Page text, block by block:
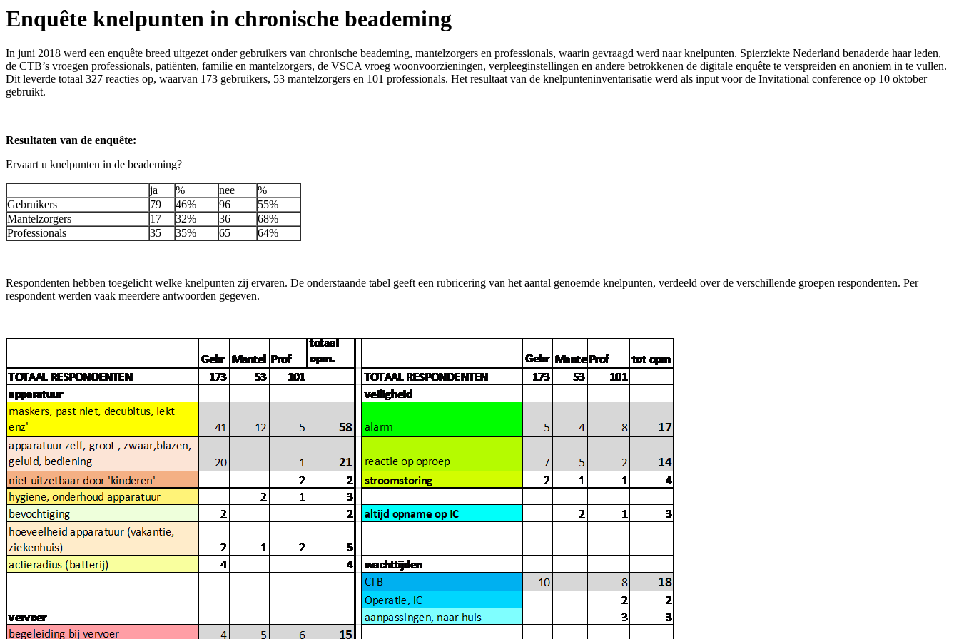
Enquête knelpunten in chronische beademing
In juni 2018 werd een enquête breed uitgezet onder gebruikers van chronische beademing, mantelzorgers en professionals, waarin gevraagd werd naar knelpunten. Spierziekte Nederland benaderde haar leden,
de CTB’s vroegen professionals, patiënten, familie en mantelzorgers, de VSCA vroeg woonvoorzieningen, verpleeginstellingen en andere betrokkenen de digitale enquête te verspreiden en anoniem in te vullen.
Dit leverde totaal 327 reacties op, waarvan 173 gebruikers, 53 mantelzorgers en 101 professionals. Het resultaat van de knelpunteninventarisatie werd als input voor de Invitational conference op 10 oktober
gebruikt.
Resultaten van de enquête:
Ervaart u knelpunten in de beademing?
ja % nee
%
Gebruikers
79 46% 96
55%
Mantelzorgers
17 32% 36
68%
Professionals
35 35% 65 64%
Respondenten hebben toegelicht welke knelpunten zij ervaren. De onderstaande tabel geeft een rubricering van het aantal genoemde knelpunten, verdeeld over de verschillende groepen respondenten. Per
respondent werden vaak meerdere antwoorden gegeven.